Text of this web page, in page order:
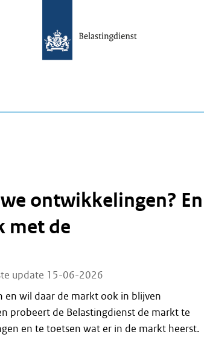
ontwikkelingen? En
met de
update 15-06-2026
wil daar de markt ook in blijven
probeert de Belastingdienst de markt te
en te toetsen wat er in de markt heerst.